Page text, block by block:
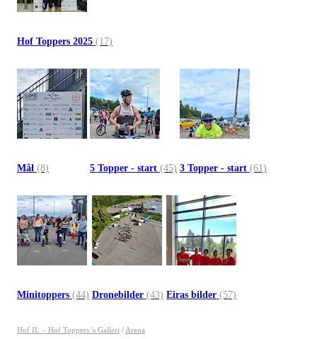
Hof Toppers 2025 (17)
Mål (8) 5 Topper - start (45) 3 Topper - start (61)
Minitoppers (44) Dronebilder (43) Eiras bilder (57)
Hof IL – Hof Toppers 's Galleri / Arena